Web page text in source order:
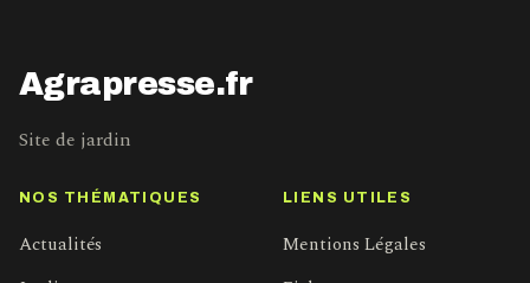
Agrapresse.fr
Site de jardin
NOS THÉMATIQUES
Actualités
LIENS UTILES
Mentions Légales